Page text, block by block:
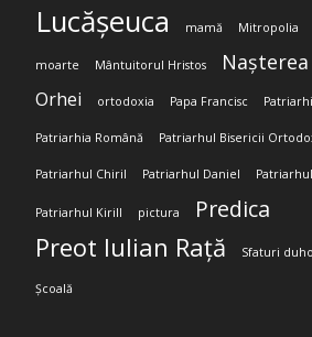
Lucășeuca mamă Mitropolia
moarte Mântuitorul Hristos
Orhei ortodoxia Papa Francisc
Patriarhia Română Patriarhul Bisericii
Patriarhul Chiril Patriarhul Daniel
Patriarhul Kirill pictura Predica
Preot Iulian Rață Sfaturi
Școală